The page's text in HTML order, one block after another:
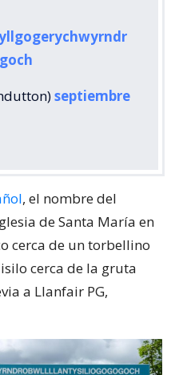
septiembre
, el nombre del
de Santa María en
cerca de un torbellino
cerca de la gruta
a Llanfair PG,